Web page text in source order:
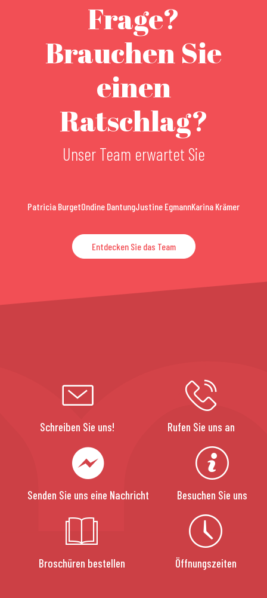
Frage?
Brauchen Sie
einen
Ratschlag?
Unser Team erwartet Sie
Patricia BurgetOndine DantungJustine EgmannKarina Krämer
Entdecken Sie das Team
Schreiben Sie uns! Rufen Sie uns an
Senden Sie uns eine Nachricht Besuchen Sie uns
Broschüren bestellen Öffnungszeiten